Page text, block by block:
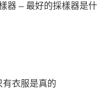
器 – 最好的採樣器是什
有衣服是真的